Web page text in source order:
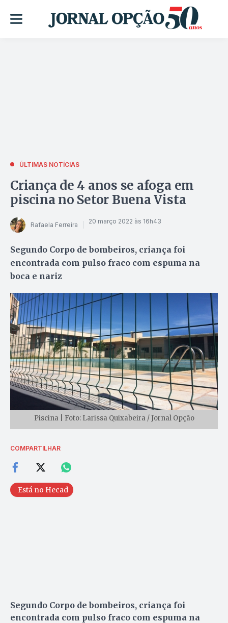
ÚLTIMAS NOTÍCIAS
Criança de 4 anos se afoga em
piscina no Setor Buena Vista
Rafaela Ferreira 20 março 2022 às 16h43
Segundo Corpo de bombeiros, criança foi
encontrada com pulso fraco com espuma na
boca e nariz
Piscina | Foto: Larissa Quixabeira / Jornal Opção
COMPARTILHAR
Está no Hecad
Segundo Corpo de bombeiros, criança foi
encontrada com pulso fraco com espuma na